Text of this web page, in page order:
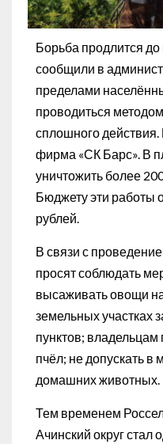
Борьба продлится до
сообщили в
пределами
проводиться
сплошного действия.
фирма «СК Барс». В
уничтожить более
Бюджету эти работы
рублей.
В связи с
просят соблюдать
высаживать овощи
земельных участках
пунктов; владельцам
пчёл; не допускать в
домашних животных.
Тем временем
Ачинский округ стал